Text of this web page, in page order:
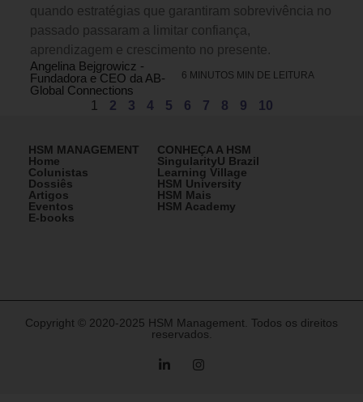
quando estratégias que garantiram sobrevivência no
passado passaram a limitar confiança,
aprendizagem e crescimento no presente.
Angelina Bejgrowicz -
Fundadora e CEO da AB-
Global Connections
6 MINUTOS MIN DE LEITURA
1 2 3 4 5 6 7 8 9 10
HSM MANAGEMENT
Home
Colunistas
Dossiês
Artigos
Eventos
E-books
CONHEÇA A HSM
SingularityU Brazil
Learning Village
HSM University
HSM Mais
HSM Academy
Copyright © 2020-2025 HSM Management. Todos os direitos
reservados.